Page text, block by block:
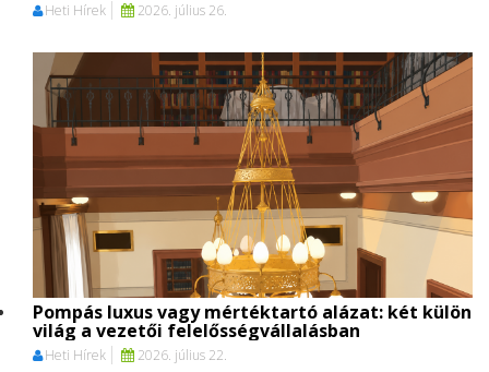
Heti Hírek 2026. július 26.
Pompás luxus vagy mértéktartó alázat: két külön
világ a vezetői felelősségvállalásban
Heti Hírek 2026. július 22.